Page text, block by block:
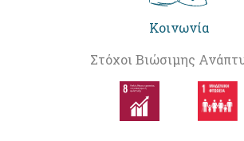
Κοινωνία
Στόχοι Βιώσιμης